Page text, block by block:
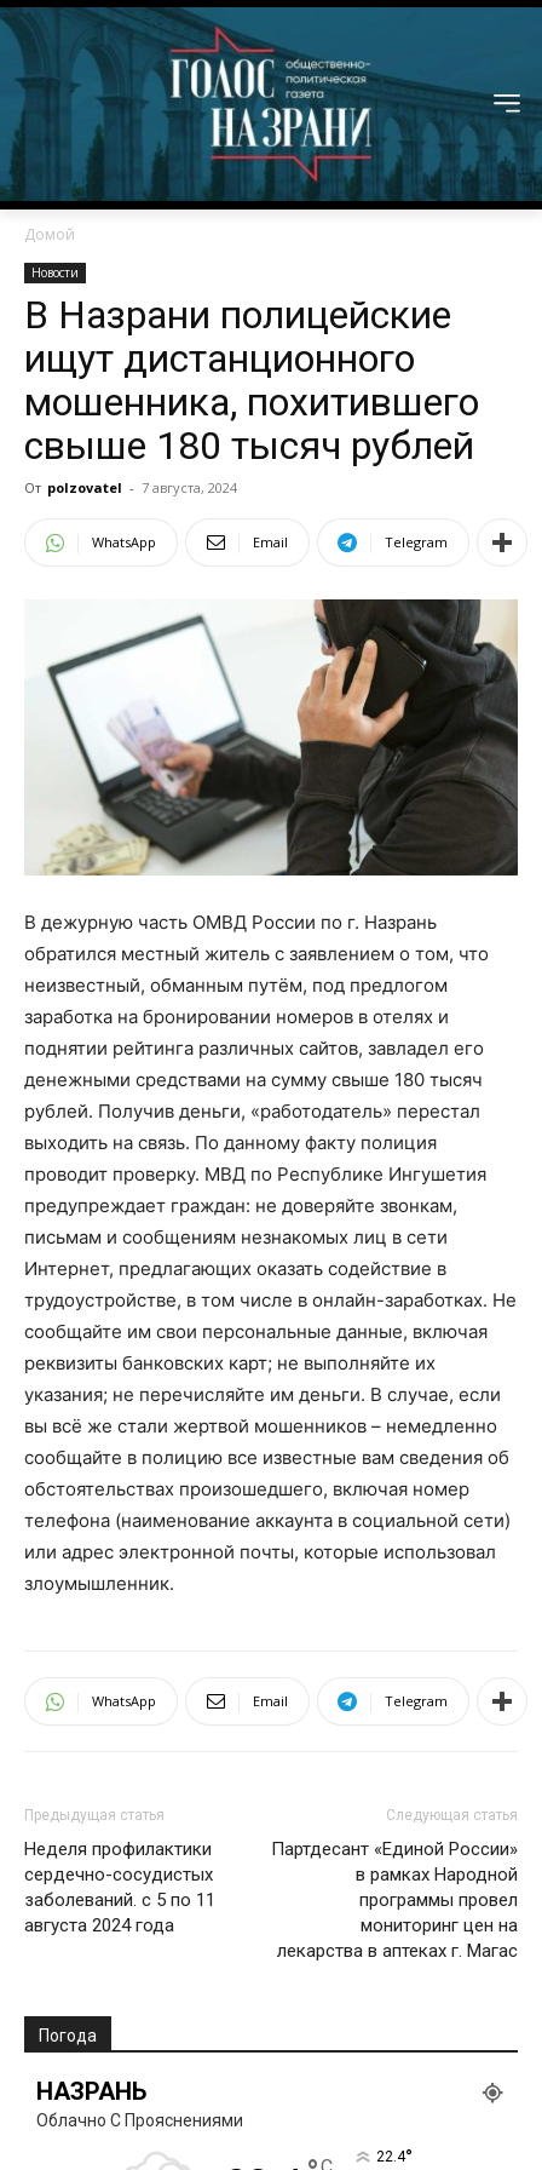
Домой
Новости
В Назрани полицейские
ищут дистанционного
мошенника, похитившего
свыше 180 тысяч рублей
От polzovatel - 7 августа, 2024
WhatsApp Email Telegram
В дежурную часть ОМВД России по г. Назрань
обратился местный житель с заявлением о том, что
неизвестный, обманным путём, под предлогом
заработка на бронировании номеров в отелях и
поднятии рейтинга различных сайтов, завладел его
денежными средствами на сумму свыше 180 тысяч
рублей. Получив деньги, «работодатель» перестал
выходить на связь. По данному факту полиция
проводит проверку. МВД по Республике Ингушетия
предупреждает граждан: не доверяйте звонкам,
письмам и сообщениям незнакомых лиц в сети
Интернет, предлагающих оказать содействие в
трудоустройстве, в том числе в онлайн-заработках. Не
сообщайте им свои персональные данные, включая
реквизиты банковских карт; не выполняйте их
указания; не перечисляйте им деньги. В случае, если
вы всё же стали жертвой мошенников – немедленно
сообщайте в полицию все известные вам сведения об
обстоятельствах произошедшего, включая номер
телефона (наименование аккаунта в социальной сети)
или адрес электронной почты, которые использовал
злоумышленник.
WhatsApp Email Telegram
Предыдущая статья
Неделя профилактики
сердечно-сосудистых
заболеваний. с 5 по 11
августа 2024 года
Следующая статья
Партдесант «Единой России»
в рамках Народной
программы провел
мониторинг цен на
лекарства в аптеках г. Магас
Погода
НАЗРАНЬ
Облачно С Прояснениями
22.4°